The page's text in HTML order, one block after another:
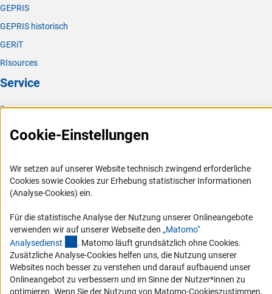
GEPRIS
GEPRIS historisch
GERiT
RIsources
Service
Presse
FAQ
Logo und Corporate Design
RSS-Feeds
Compliance
Vergabeverfahren
Barrierefreiheit
Service und Informationen für Menschen mit Behinderungen
Erklärung zur Barrierefreiheit
Cookie-Einstellungen
Wir setzen auf unserer Website technisch zwingend erforderliche
Cookies sowie Cookies zur Erhebung statistischer Informationen
(Analyse-Cookies) ein.
Für die statistische Analyse der Nutzung unserer Onlineangebote
verwenden wir auf unserer Webseite den „Matomo“
Analysedienst (externer Link)
. Matomo läuft grundsätzlich ohne Cookies.
Zusätzliche Analyse-Cookies helfen uns, die Nutzung unserer
Websites noch besser zu verstehen und darauf aufbauend unser
Onlineangebot zu verbessern und im Sinne der Nutzer*innen zu
optimieren. Wenn Sie der Nutzung von Matomo-Cookieszustimmen,